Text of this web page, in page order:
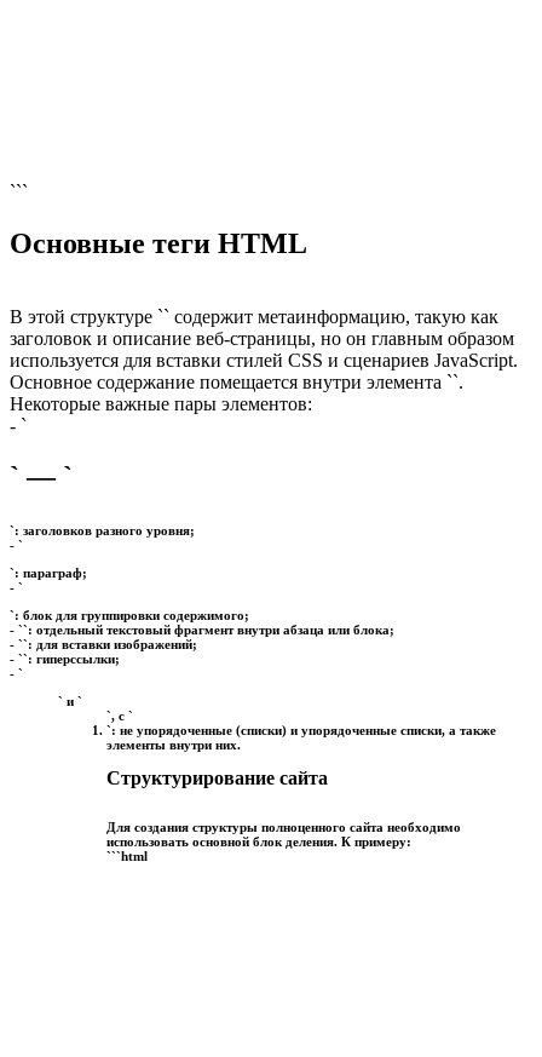
```
Основные теги HTML
В этой структуре `` содержит метаинформацию, такую как
заголовок и описание веб-страницы, но он главным образом
используется для вставки стилей CSS и сценариев JavaScript.
Основное содержание помещается внутри элемента ``.
Некоторые важные пары элементов:
- `
` — `
`: заголовков разного уровня;
- `
`: параграф;
- `
`: блок для группировки содержимого;
- ``: отдельный текстовый фрагмент внутри абзаца или блока;
- ``: для вставки изображений;
- ``: гиперссылки;
- `
` и `
`, с `
`: не упорядоченные (списки) и упорядоченные списки, а также
элементы внутри них.
Структурирование сайта
Для создания структуры полноценного сайта необходимо
использовать основной блок деления. К примеру:
```html